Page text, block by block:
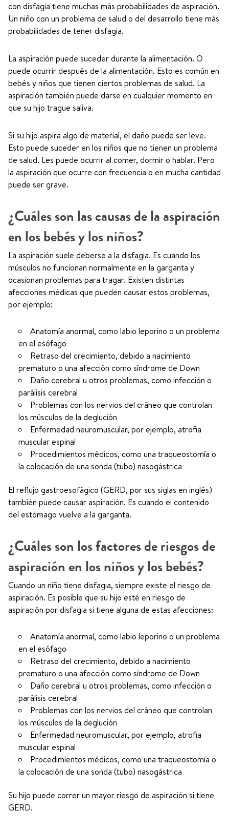
con disfagia tiene muchas más probabilidades de aspiración.
Un niño con un problema de salud o del desarrollo tiene más
probabilidades de tener disfagia.
La aspiración puede suceder durante la alimentación. O
puede ocurrir después de la alimentación. Esto es común en
bebés y niños que tienen ciertos problemas de salud. La
aspiración también puede darse en cualquier momento en
que su hijo trague saliva.
Si su hijo aspira algo de material, el daño puede ser leve.
Esto puede suceder en los niños que no tienen un problema
de salud. Les puede ocurrir al comer, dormir o hablar. Pero
la aspiración que ocurre con frecuencia o en mucha cantidad
puede ser grave.
¿Cuáles son las causas de la aspiración
en los bebés y los niños?
La aspiración suele deberse a la disfagia. Es cuando los
músculos no funcionan normalmente en la garganta y
ocasionan problemas para tragar. Existen distintas
afecciones médicas que pueden causar estos problemas,
por ejemplo:
Anatomía anormal, como labio leporino o un problema
en el esófago
Retraso del crecimiento, debido a nacimiento
prematuro o una afección como síndrome de Down
Daño cerebral u otros problemas, como infección o
parálisis cerebral
Problemas con los nervios del cráneo que controlan
los músculos de la deglución
Enfermedad neuromuscular, por ejemplo, atrofia
muscular espinal
Procedimientos médicos, como una traqueostomía o
la colocación de una sonda (tubo) nasogástrica
El reflujo gastroesofágico (GERD, por sus siglas en inglés)
también puede causar aspiración. Es cuando el contenido
del estómago vuelve a la garganta.
¿Cuáles son los factores de riesgos de
aspiración en los niños y los bebés?
Cuando un niño tiene disfagia, siempre existe el riesgo de
aspiración. Es posible que su hijo esté en riesgo de
aspiración por disfagia si tiene alguna de estas afecciones:
Anatomía anormal, como labio leporino o un problema
en el esófago
Retraso del crecimiento, debido a nacimiento
prematuro o una afección como síndrome de Down
Daño cerebral u otros problemas, como infección o
parálisis cerebral
Problemas con los nervios del cráneo que controlan
los músculos de la deglución
Enfermedad neuromuscular, por ejemplo, atrofia
muscular espinal
Procedimientos médicos, como una traqueostomía o
la colocación de una sonda (tubo) nasogástrica
Su hijo puede correr un mayor riesgo de aspiración si tiene
GERD.